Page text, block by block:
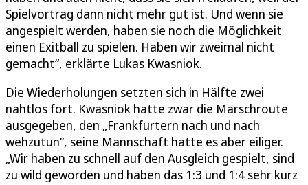
Spielvortrag dann nicht mehr gut ist. Und wenn sie
angespielt werden, haben sie noch die Möglichkeit
einen Exitball zu spielen. Haben wir zweimal nicht
gemacht“, erklärte Lukas Kwasniok.
Die Wiederholungen setzten sich in Hälfte zwei
nahtlos fort. Kwasniok hatte zwar die Marschroute
ausgegeben, den „Frankfurtern nach und nach
wehzutun“, seine Mannschaft hatte es aber eiliger.
„Wir haben zu schnell auf den Ausgleich gespielt, sind
zu wild geworden und haben das 1:3 und 1:4 sehr kurz